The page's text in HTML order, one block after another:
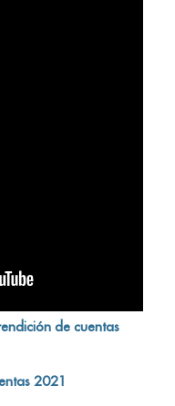
de cuentas
2021